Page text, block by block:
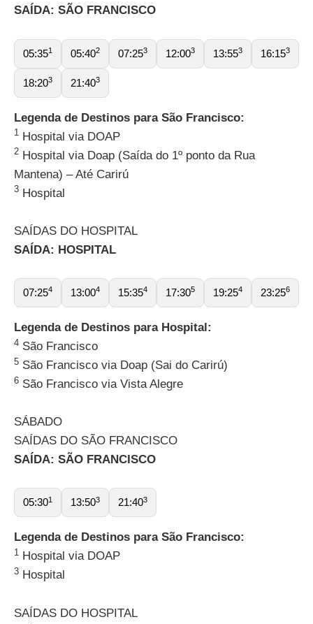
SAÍDA: SÃO FRANCISCO
05:351 05:402 07:253 12:003 13:553 16:153
18:203 21:403
Legenda de Destinos para São Francisco:
1 Hospital via DOAP
2 Hospital via Doap (Saída do 1º ponto da Rua
Mantena) – Até Carirú
3 Hospital
SAÍDAS DO HOSPITAL
SAÍDA: HOSPITAL
07:254 13:004 15:354 17:305 19:254 23:256
Legenda de Destinos para Hospital:
4 São Francisco
5 São Francisco via Doap (Sai do Carirú)
6 São Francisco via Vista Alegre
SÁBADO
SAÍDAS DO SÃO FRANCISCO
SAÍDA: SÃO FRANCISCO
05:301 13:503 21:403
Legenda de Destinos para São Francisco:
1 Hospital via DOAP
3 Hospital
SAÍDAS DO HOSPITAL